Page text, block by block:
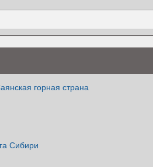
горная страна
Сибири